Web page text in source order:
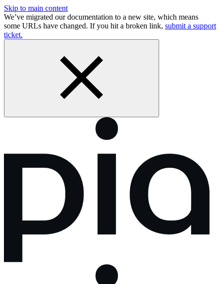
Skip to main content
We’ve migrated our documentation to a new site, which means
some URLs have changed. If you hit a broken link, submit a support
ticket.